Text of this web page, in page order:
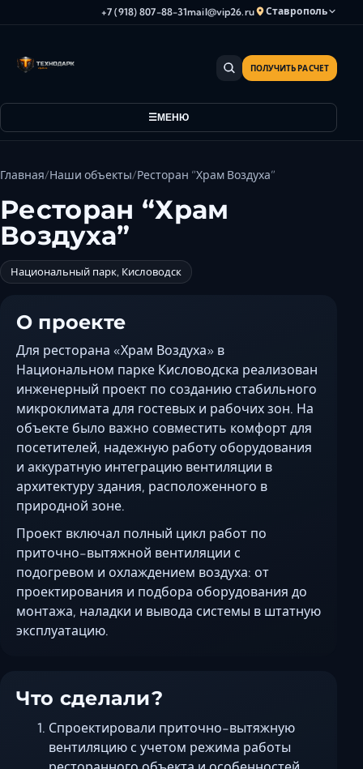
+7 (918) 807-88-31mail@vip26.ru Ставрополь
Анапа
Керчь
Кисловодск
Краснодар
Магас
Майкоп
Махачкала
Новороссийск
Пятигорск
Ставрополь
Таганрог
МЕНЮ
ПОЛУЧИТЬ РАСЧЕТ
Главная Наши объекты Ресторан “Храм Воздуха”
Ресторан “Храм
Воздуха”
Национальный парк, Кисловодск
О проекте
Для ресторана «Храм Воздуха» в
Национальном парке Кисловодска реализован
инженерный проект по созданию стабильного
микроклимата для гостевых и рабочих зон. На
объекте было важно совместить комфорт для
посетителей, надежную работу оборудования
и аккуратную интеграцию вентиляции в
архитектуру здания, расположенного в
природной зоне.
Проект включал полный цикл работ по
приточно-вытяжной вентиляции с
подогревом и охлаждением воздуха: от
проектирования и подбора оборудования до
монтажа, наладки и вывода системы в штатную
эксплуатацию.
Что сделали?
Спроектировали приточно-вытяжную
вентиляцию с учетом режима работы